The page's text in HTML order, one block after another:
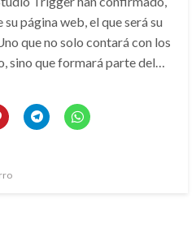
página web, el que será su
que no solo contará con los
sino que formará parte del…